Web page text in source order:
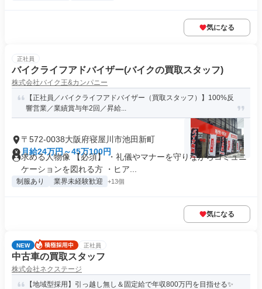
気になる
正社員
バイクライフアドバイザー(バイクの買取スタッフ)
株式会社バイク王&カンパニー
【正社員／バイクライフアドバイザー（買取スタッフ）】100%反
響営業／業績賞与年2回／昇給...
〒572-0038大阪府寝屋川市池田新町
月給24万円～45万100円
求める人物像 【必須】 ・礼儀やマナーを守りながらコミュニ
ケーションを図れる方 ・ヒア...
制服あり 業界未経験歓迎 +13個
気になる
NEW 正社員
中古車の買取スタッフ
株式会社ネクステージ
【地域型採用】引っ越し無し＆固定給で年収800万円を目指せる✨